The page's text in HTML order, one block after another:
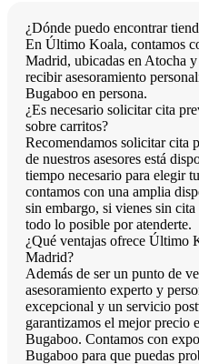
¿Dónde puedo encontrar
En Último Koala, contamos
Madrid, ubicadas en Atocha
recibir asesoramiento
Bugaboo en persona.
¿Es necesario solicitar cita
sobre carritos?
Recomendamos solicitar cita
de nuestros asesores está
tiempo necesario para elegir
contamos con una amplia
sin embargo, si vienes sin
todo lo posible por atenderte.
¿Qué ventajas ofrece Último
Madrid?
Además de ser un punto de
asesoramiento experto y
excepcional y un servicio
garantizamos el mejor precio
Bugaboo. Contamos con
Bugaboo para que puedas